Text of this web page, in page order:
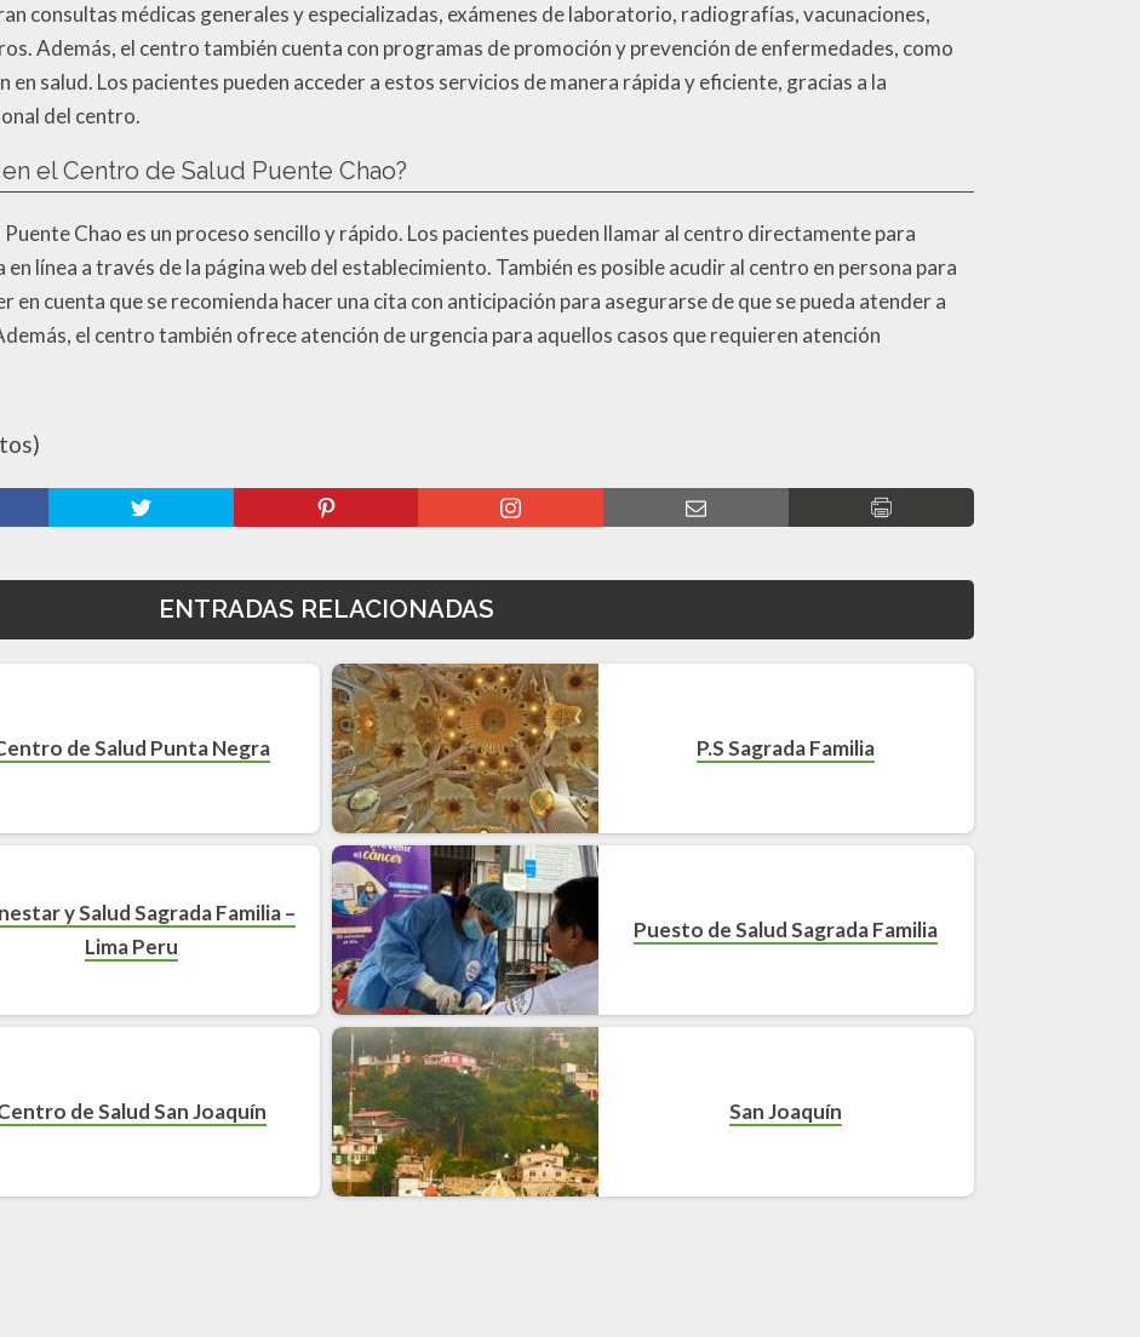
consultas médicas generales y especializadas, exámenes de laboratorio, radiografías, vacunaciones,
Además, el centro también cuenta con programas de promoción y prevención de enfermedades, como
en salud. Los pacientes pueden acceder a estos servicios de manera rápida y eficiente, gracias a la
del centro.
el Centro de Salud Puente Chao?
Chao es un proceso sencillo y rápido. Los pacientes pueden llamar al centro directamente para
línea a través de la página web del establecimiento. También es posible acudir al centro en persona para
cuenta que se recomienda hacer una cita con anticipación para asegurarse de que se pueda atender a
el centro también ofrece atención de urgencia para aquellos casos que requieren atención
ENTRADAS RELACIONADAS
de Salud Punta Negra P.S Sagrada Familia
y Salud Sagrada Familia –
Lima Peru
Puesto de Salud Sagrada Familia
de Salud San Joaquín San Joaquín